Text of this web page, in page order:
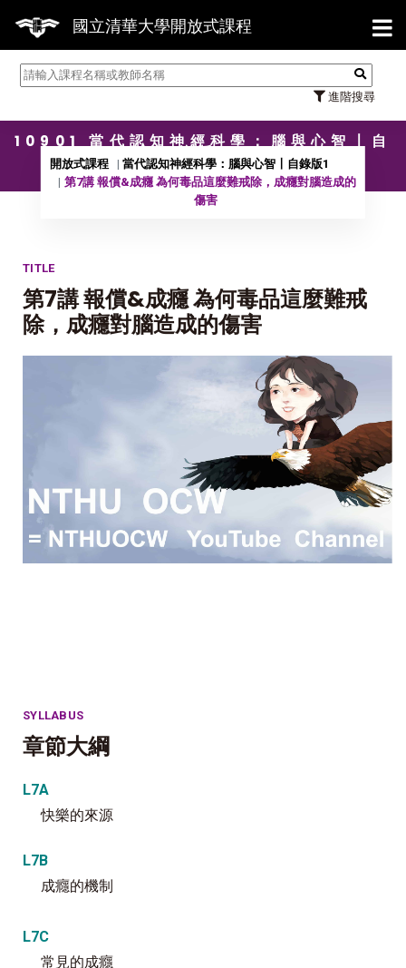
國立清華大學開放式課程
進階搜尋
【
10901 當代認知神經科學：腦與心智〡自
錄版1
開放式課程
當代認知神經科學：腦與心智〡自錄版1
第7講 報償&成癮 為何毒品這麼難戒除，成癮對腦造成的
傷害
TITLE
第7講 報償&成癮 為何毒品這麼難戒
除，成癮對腦造成的傷害
SYLLABUS
章節大綱
L7A
快樂的來源
L7B
成癮的機制
L7C
常見的成癮